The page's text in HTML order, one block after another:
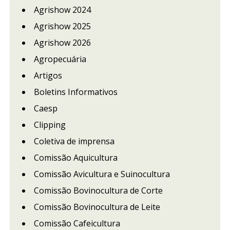
Agrishow 2024
Agrishow 2025
Agrishow 2026
Agropecuária
Artigos
Boletins Informativos
Caesp
Clipping
Coletiva de imprensa
Comissão Aquicultura
Comissão Avicultura e Suinocultura
Comissão Bovinocultura de Corte
Comissão Bovinocultura de Leite
Comissão Cafeicultura